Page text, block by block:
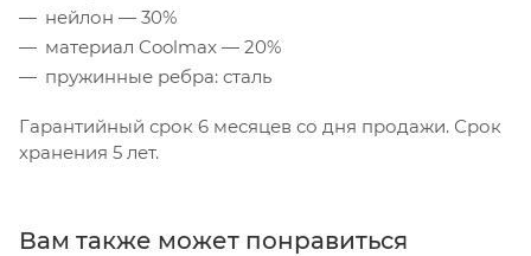
нейлон — 30%
материал Coolmax — 20%
пружинные ребра: сталь
Гарантийный срок 6 месяцев со дня продажи. Срок
хранения 5 лет.
Вам также может понравиться